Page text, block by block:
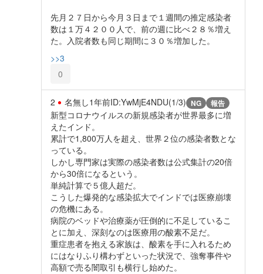
先月２７日から今月３日まで１週間の推定感染者
数は１万４２００人で、前の週に比べ２８％増え
た。入院者数も同じ期間に３０％増加した。
>>3
0
2 名無し1年前ID:YwMjE4NDU(1/3) NG 報告
新型コロナウイルスの新規感染者が世界最多に増
えたインド。
累計で1,800万人を超え、世界２位の感染者数とな
っている。
しかし専門家は実際の感染者数は公式集計の20倍
から30倍になるという。
単純計算で５億人超だ。
こうした爆発的な感染拡大でインドでは医療崩壊
の危機にある。
病院のベッドや治療薬が圧倒的に不足しているこ
とに加え、深刻なのは医療用の酸素不足だ。
重症患者を抱える家族は、酸素を手に入れるため
にはなりふり構わずといった状況で、強奪事件や
高額で売る闇取引も横行し始めた。